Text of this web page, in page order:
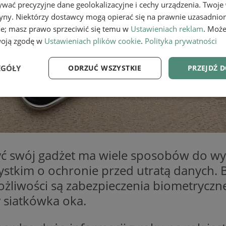
swój gadżet ma wiele sposobów do
o ochronie przed utratą danych.
są zabezpieczenia
oka.
precyzyjne dane geolokalizacyjne i cechy urządzenia.
Niektórzy dostawcy mogą opierać się na prawnie
masz prawo sprzeciwić się temu w Ustawieniach reklam.
zgodę w Ustawieniach plików cookie. Polityka prywatności
PRZEJDŹ
ODRZUĆ WSZYSTKIE
Wydajność Targetowanie
Niezbędne Wydajność Targetowanie Funkcjonalność
umożliwiają korzystanie z podstawowych funkcji strony internetowej, takich jak
Bez niezbędnych plików cookie nie można prawidłowo korzystać ze strony internetowej.